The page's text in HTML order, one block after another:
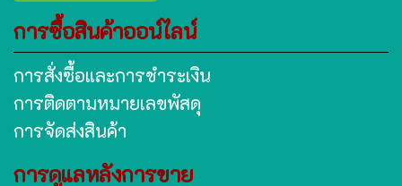
การซื้อสินค้าออน์ไลน์
การสั่งซื้อและการชำระเงิน
การติดตามหมายเลขพัสดุ
การจัดส่งสินค้า
การดูแลหลังการขาย